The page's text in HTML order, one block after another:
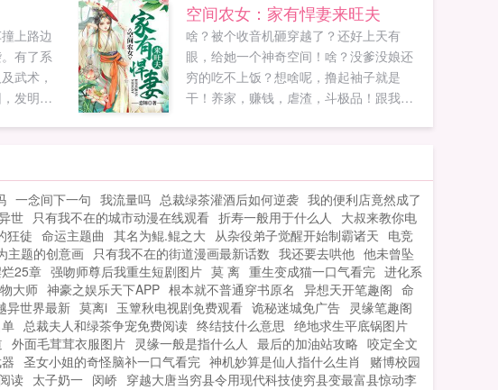
们全家
，将她
随着两
渐地开
生...
秘籍为日军联队长小林宽敏垂涎遭追杀，
武功超凡的林建杞和表弟慕容洛联手，在
玉山上树起了抗日大旗，杀得日本鬼子魂
胆皆寒玉山双响炮中统特工地下党海城抵
抗军日军谍报员及日伪军之间，各种的出
人意料！本站为书迷更新抗日双响炮最新
上路边
有了系
武术，
发明未
俯视全
空间农女：家有悍妻来旺夫
啥？被个收音机砸穿越了？还好上天有
眼，给她一个神奇空间！啥？没爹没娘还
穷的吃不上饭？想啥呢，撸起袖子就是
干！养家，赚钱，虐渣，斗极品！跟我比
合作关系好不好？你老跟着我干什么！我
心悦你！宠你爱你，许你一生...
一念间下一句 我流量吗 总裁绿茶灌酒后如何逆袭 我的便利店竟然成了
世 只有我不在的城市动漫在线观看 折寿一般用于什么人
大叔来教你电
狂徒 命运主题曲 其名为鲲.鲲之大 从杂役弟子觉醒开始制霸诸天 电竞
主题的创意画 只有我不在的街道漫画最新话数 我还要去哄他 他未曾坠
25章 强吻师尊后我重生短剧图片 莫 离 重生变成猫一口气看完 进化系
大师 神豪之娱乐天下APP 根本就不普通穿书原名 异想天开笔趣阁 命
异世界最新 莫离i 玉簟秋电视剧免费观看 诡秘迷城免广告 灵缘笔趣阁
总裁夫人和绿茶争宠免费阅读 终结技什么意思 绝地求生平底锅图片
外面毛茸茸衣服图片 灵缘一般是指什么人 最后的加油站攻略 咬定全文
圣女小姐的奇怪脑补一口气看完 神机妙算是仙人指什么生肖
赌博校园
读 太子奶一 闵峤 穿越大唐当穷县令用现代科技使穷县变最富县惊动李